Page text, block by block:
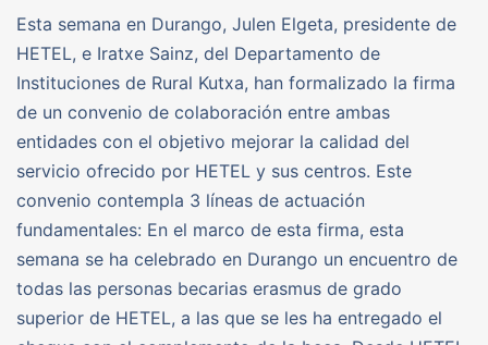
Esta semana en Durango, Julen Elgeta, presidente de
HETEL, e Iratxe Sainz, del Departamento de
Instituciones de Rural Kutxa, han formalizado la firma
de un convenio de colaboración entre ambas
entidades con el objetivo mejorar la calidad del
servicio ofrecido por HETEL y sus centros. Este
convenio contempla 3 líneas de actuación
fundamentales: En el marco de esta firma, esta
semana se ha celebrado en Durango un encuentro de
todas las personas becarias erasmus de grado
superior de HETEL, a las que se les ha entregado el